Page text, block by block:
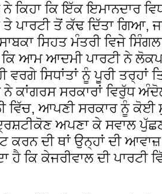
ਕਿਹਾ ਕਿ ਇੱਕ ਇਮਾਨਦਾਰ
ਪਾਰਟੀ ਤੋਂ ਕੱਢ ਦਿੱਤਾ ਗਿਆ,
ਸਿਹਤ ਮੰਤਰੀ ਵਿਜੇ
ਆਮ ਆਦਮੀ ਪਾਰਟੀ ਨੇ
ਵਰਗੇ ਸਿਧਾਂਤਾਂ ਨੂੰ ਪੂਰੀ ਤਰ੍ਹਾਂ
ਕਾਂਗਰਸ ਸਰਕਾਰਾਂ ਵਿਰੁੱਧ
ਵਿੱਚ, ਆਪਣੀ ਸਰਕਾਰ ਨੂੰ ਕੋਈ
ਅਪਣਾ ਕੇ ਸਵਾਲ
ਦੀ ਥਾਂ ਉਨ੍ਹਾਂ ਦੀ
ਹੈ ਕਿ ਕੇਜਰੀਵਾਲ ਦੀ ਪਾਰਟੀ